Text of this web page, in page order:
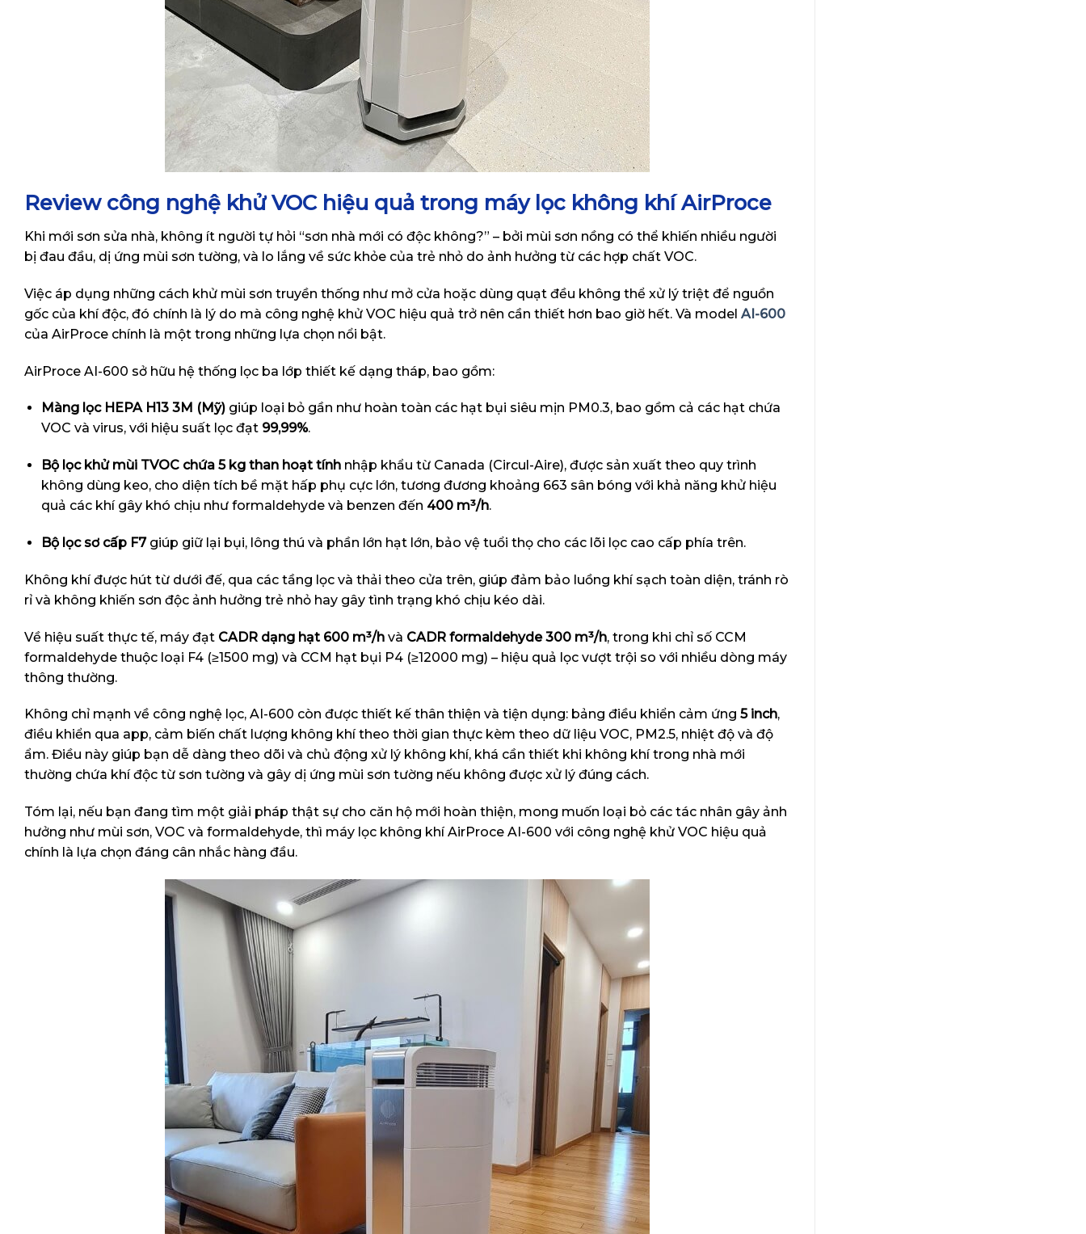
Review công nghệ khử VOC hiệu quả trong máy lọc không khí AirProce
Khi mới sơn sửa nhà, không ít người tự hỏi “sơn nhà mới có độc không?” – bởi mùi sơn nồng có thể khiến nhiều người
bị đau đầu, dị ứng mùi sơn tường, và lo lắng về sức khỏe của trẻ nhỏ do ảnh hưởng từ các hợp chất VOC.
Việc áp dụng những cách khử mùi sơn truyền thống như mở cửa hoặc dùng quạt đều không thể xử lý triệt để nguồn
gốc của khí độc, đó chính là lý do mà công nghệ khử VOC hiệu quả trở nên cần thiết hơn bao giờ hết. Và model AI-600
của AirProce chính là một trong những lựa chọn nổi bật.
AirProce AI-600 sở hữu hệ thống lọc ba lớp thiết kế dạng tháp, bao gồm:
Màng lọc HEPA H13 3M (Mỹ)giúp loại bỏ gần như hoàn toàn các hạt bụi siêu mịn PM0.3, bao gồm cả các hạt chứa
VOC và virus, với hiệu suất lọc đạt 99,99%.
Bộ lọc khử mùi TVOC chứa 5 kg than hoạt tínhnhập khẩu từ Canada (Circul-Aire), được sản xuất theo quy trình
không dùng keo, cho diện tích bề mặt hấp phụ cực lớn, tương đương khoảng 663 sân bóng với khả năng khử hiệu
quả các khí gây khó chịu như formaldehyde và benzen đến 400 m³/h.
Bộ lọc sơ cấp F7giúp giữ lại bụi, lông thú và phần lớn hạt lớn, bảo vệ tuổi thọ cho các lõi lọc cao cấp phía trên.
Không khí được hút từ dưới đế, qua các tầng lọc và thải theo cửa trên, giúp đảm bảo luồng khí sạch toàn diện, tránh rò
rỉ và không khiến sơn độc ảnh hưởng trẻ nhỏ hay gây tình trạng khó chịu kéo dài.
Về hiệu suất thực tế, máy đạt CADR dạng hạt 600 m³/h và CADR formaldehyde 300 m³/h, trong khi chỉ số CCM
formaldehyde thuộc loại F4 (≥1500 mg) và CCM hạt bụi P4 (≥12000 mg) – hiệu quả lọc vượt trội so với nhiều dòng máy
thông thường.
Không chỉ mạnh về công nghệ lọc, AI-600 còn được thiết kế thân thiện và tiện dụng: bảng điều khiển cảm ứng 5 inch,
điều khiển qua app, cảm biến chất lượng không khí theo thời gian thực kèm theo dữ liệu VOC, PM2.5, nhiệt độ và độ
ẩm. Điều này giúp bạn dễ dàng theo dõi và chủ động xử lý không khí, khá cần thiết khi không khí trong nhà mới
thường chứa khí độc từ sơn tường và gây dị ứng mùi sơn tường nếu không được xử lý đúng cách.
Tóm lại, nếu bạn đang tìm một giải pháp thật sự cho căn hộ mới hoàn thiện, mong muốn loại bỏ các tác nhân gây ảnh
hưởng như mùi sơn, VOC và formaldehyde, thì máy lọc không khí AirProce AI-600 với công nghệ khử VOC hiệu quả
chính là lựa chọn đáng cân nhắc hàng đầu.